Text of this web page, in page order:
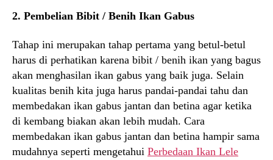
2. Pembelian Bibit / Benih Ikan Gabus
Tahap ini merupakan tahap pertama yang betul-betul
harus di perhatikan karena bibit / benih ikan yang bagus
akan menghasilan ikan gabus yang baik juga. Selain
kualitas benih kita juga harus pandai-pandai tahu dan
membedakan ikan gabus jantan dan betina agar ketika
di kembang biakan akan lebih mudah. Cara
membedakan ikan gabus jantan dan betina hampir sama
mudahnya seperti mengetahui Perbedaan Ikan Lele